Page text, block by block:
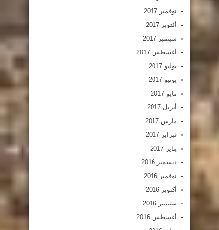
نوفمبر 2017
أكتوبر 2017
سبتمبر 2017
أغسطس 2017
يوليو 2017
يونيو 2017
مايو 2017
أبريل 2017
مارس 2017
فبراير 2017
يناير 2017
ديسمبر 2016
نوفمبر 2016
أكتوبر 2016
سبتمبر 2016
أغسطس 2016